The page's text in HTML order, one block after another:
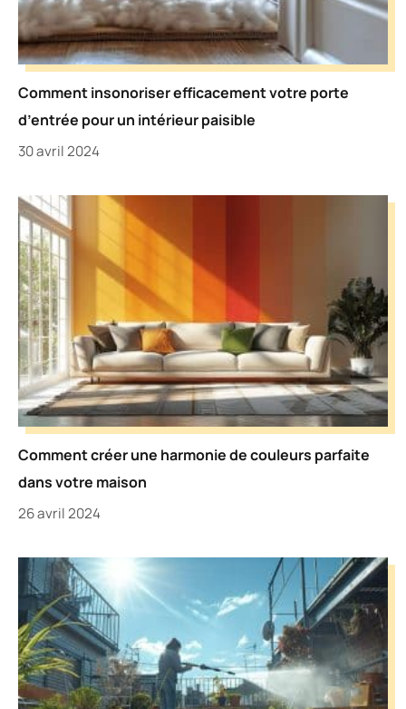
Comment insonoriser efficacement votre porte
d’entrée pour un intérieur paisible
30 avril 2024
Comment créer une harmonie de couleurs parfaite
dans votre maison
26 avril 2024